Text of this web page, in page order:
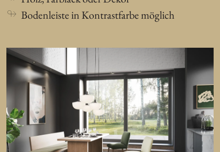
Bodenleiste in Kontrastfarbe möglich